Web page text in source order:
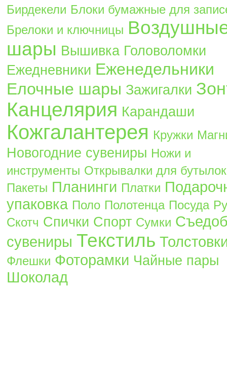
Бирдекели Блоки бумажные для
Брелоки и ключницы
шары Вышивка Головоломки
Ежедневники Еженедельники
Елочные шары Зажигалки
Канцелярия Карандаши
Кожгалантерея Кружки
Новогодние сувениры Ножи и
инструменты Открывалки для бутылок
Пакеты Планинги Платки
упаковка Поло Полотенца Посуда
Скотч Спички Спорт Сумки
сувениры Текстиль
Флешки Фоторамки Чайные пары
Шоколад